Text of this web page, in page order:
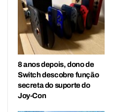
8 anos depois, dono de
Switch descobre função
secreta do suporte do
Joy-Con